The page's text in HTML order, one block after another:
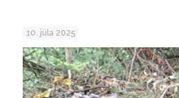
10. júla 2025